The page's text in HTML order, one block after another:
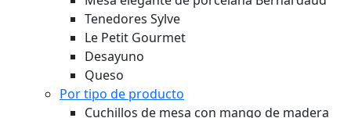
Tenedores Sylve
Le Petit Gourmet
Desayuno
Queso
Por tipo de producto
Cuchillos de mesa con mango de madera